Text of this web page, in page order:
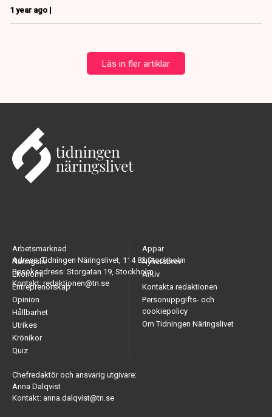
1 year ago |
Läs in fler artiklar
Adress: Tidningen Näringslivet, 114 82 Stockholm
Besöksadress: Storgatan 19, Stockholm
Kontakt: redaktionen@tn.se
Arbetsmarknad
Näringsliv
Ekonomi
Entreprenörskap
Opinion
Hållbarhet
Utrikes
Krönikor
Quiz
Appar
Nyhetsbrev
Arkiv
Kontakta redaktionen
Personuppgifts- och
cookiepolicy
Om Tidningen Näringslivet
Chefredaktör och ansvarig utgivare:
Anna Dalqvist
Kontakt: anna.dalqvist@tn.se